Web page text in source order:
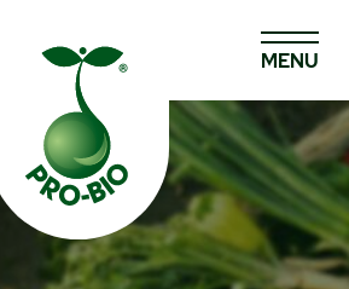
Prohledat PRO-BIO
MENU